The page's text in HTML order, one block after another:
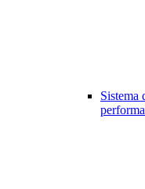
Sistema